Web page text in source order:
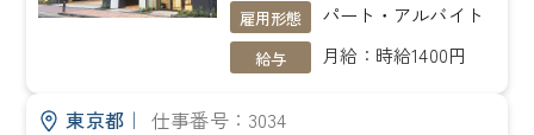
雇用形態 パート・アルバイト
給与 月給：時給1400円
東京都｜ 仕事番号：3034